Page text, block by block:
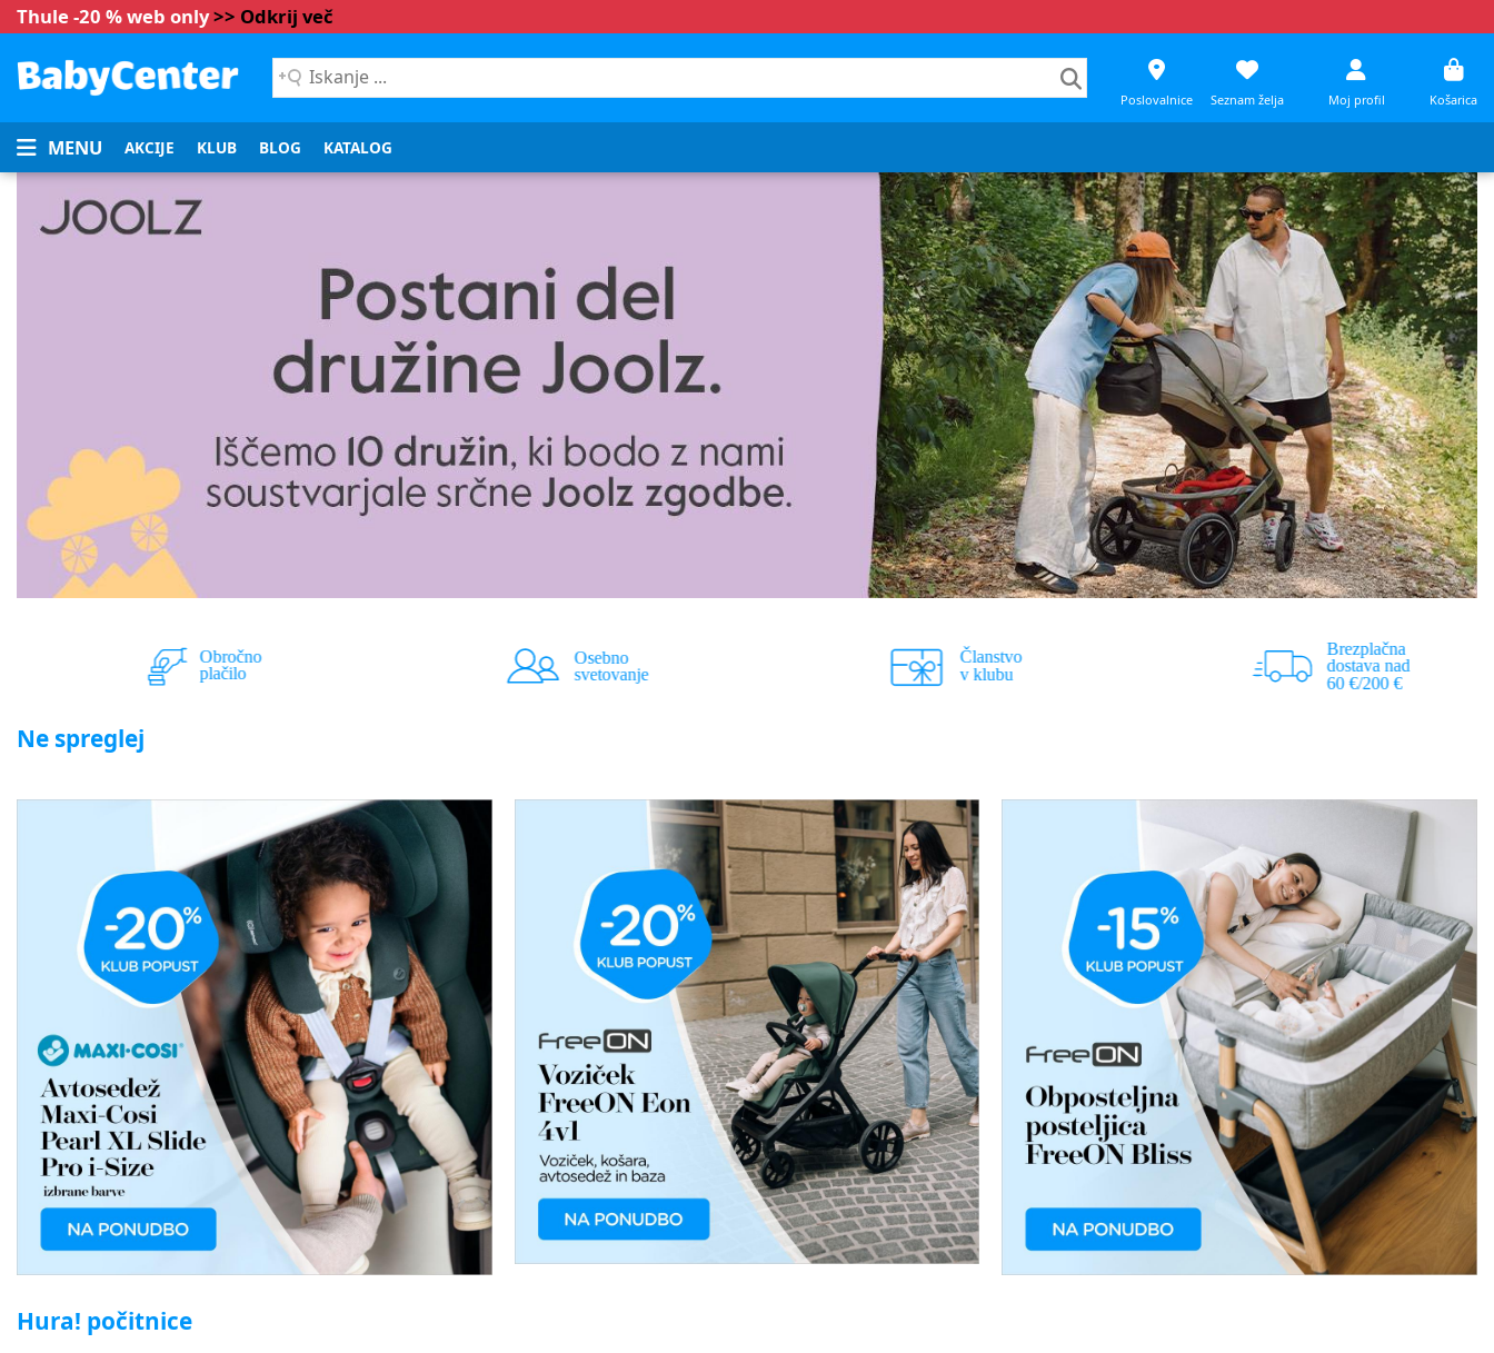
Thule -20 % web only>> Odkrij več
Iskanje
...
Poslovalnice Seznam želja Moj profil Košarica
MENU AKCIJE KLUB BLOG KATALOG
Ne spreglej
Hura! počitnice